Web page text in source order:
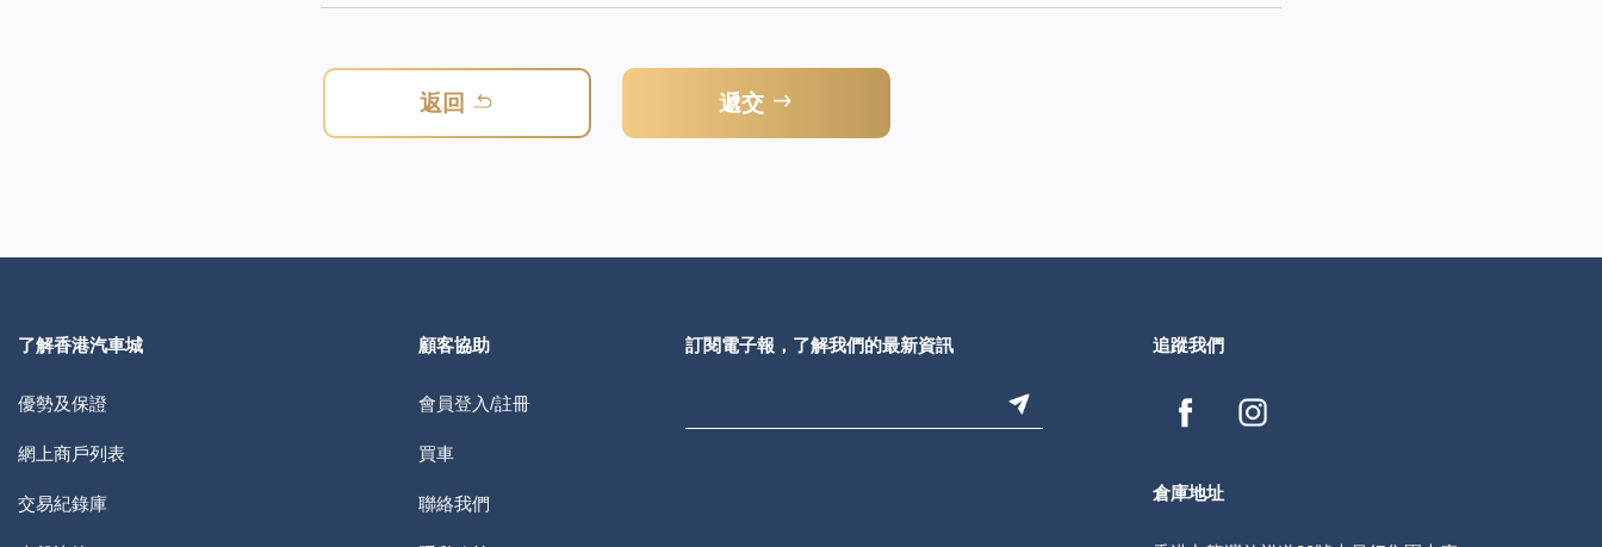
返回 遞交
了解香港汽車城
優勢及保證
網上商戶列表
交易紀錄庫
顧客協助
會員登入/註冊
買車
聯絡我們
訂閱電子報，了解我們的最新資訊 追蹤我們
倉庫地址